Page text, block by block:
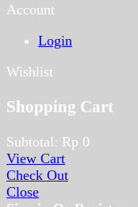
Account
Login
Wishlist
Shopping Cart
Subtotal: Rp 0
View Cart
Check Out
Close